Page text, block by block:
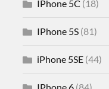
IPhone 5C (18)
IPhone 5S (81)
iPhone 5SE (44)